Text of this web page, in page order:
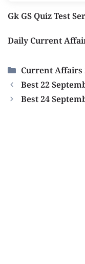
Gk GS Quiz Test
Daily Current
Categories
Current Affairs
Best 22
Best 24